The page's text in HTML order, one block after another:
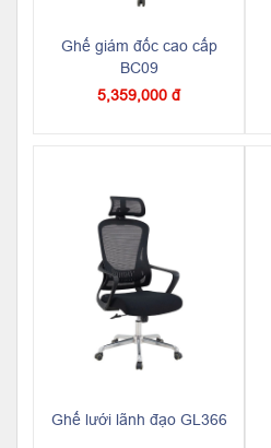
Ghế giám đốc cao cấp
BC09
5,359,000 đ
Ghế lưới lãnh đạo GL366